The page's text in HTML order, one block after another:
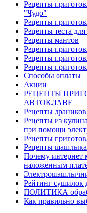
Рецепты
"Чудо"
Рецепты
Рецепты теста
Рецепты мантов
Рецепты
Рецепты
Рецепты
Способы оплаты
Акции
РЕЦЕПТЫ
АВТОКЛАВЕ
Рецепты драников
Рецепты из
при помощи
Рецепты
Рецепты шашлыка
Почему интернет
наложенным
Рейтинг сушилок
ПОЛИТИКА
Как правильно